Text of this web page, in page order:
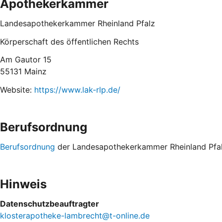
Apothekerkammer
Landesapothekerkammer Rheinland Pfalz
Körperschaft des öffentlichen Rechts
Am Gautor 15
55131 Mainz
Website: https://www.lak-rlp.de/
Berufsordnung
Berufsordnung der Landesapothekerkammer Rheinland
Hinweis
Datenschutzbeauftragter
klosterapotheke-lambrecht@t-online.de